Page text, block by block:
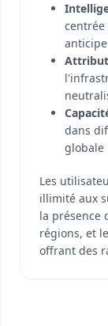
dans
globale
Les
illimité aux
la présence
régions, et
offrant des